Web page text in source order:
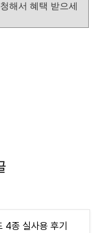
해서 혜택 받으세
4종 실사용 후기